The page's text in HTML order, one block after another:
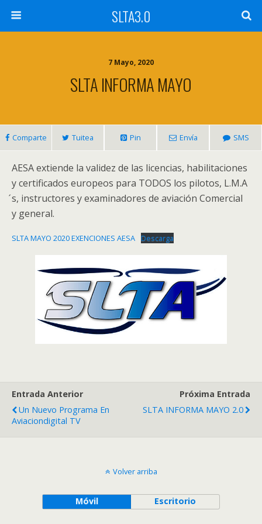
SLTA3.0
7 Mayo, 2020
SLTA INFORMA MAYO
Comparte Tuitea Pin Envía SMS
AESA extiende la validez de las licencias, habilitaciones
y certificados europeos para TODOS los pilotos, L.M.A
́s, instructores y examinadores de aviación Comercial
y general.
SLTA MAYO 2020 EXENCIONES AESA Descarga
Entrada Anterior
Un Nuevo Programa En
Aviaciondigital TV
Próxima Entrada
SLTA INFORMA MAYO 2.0
Volver arriba
Móvil Escritorio